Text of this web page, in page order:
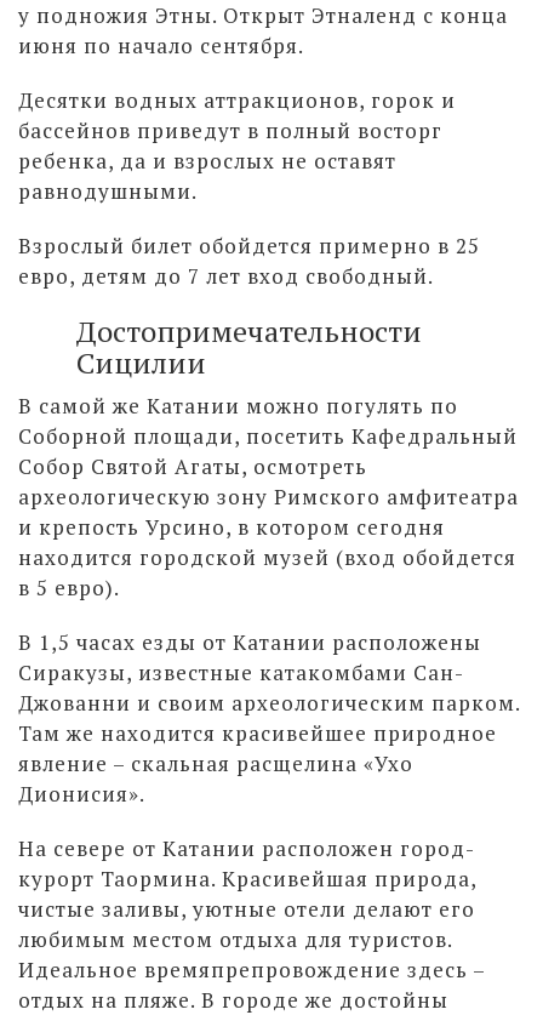
у подножия Этны. Открыт Этналенд с конца
июня по начало сентября.
Десятки водных аттракционов, горок и
бассейнов приведут в полный восторг
ребенка, да и взрослых не оставят
равнодушными.
Взрослый билет обойдется примерно в 25
евро, детям до 7 лет вход свободный.
Достопримечательности
Сицилии
В самой же Катании можно погулять по
Соборной площади, посетить Кафедральный
Собор Святой Агаты, осмотреть
археологическую зону Римского амфитеатра
и крепость Урсино, в котором сегодня
находится городской музей (вход обойдется
в 5 евро).
В 1,5 часах езды от Катании расположены
Сиракузы, известные катакомбами Сан-
Джованни и своим археологическим парком.
Там же находится красивейшее природное
явление – скальная расщелина «Ухо
Дионисия».
На севере от Катании расположен город-
курорт Таормина. Красивейшая природа,
чистые заливы, уютные отели делают его
любимым местом отдыха для туристов.
Идеальное времяпрепровождение здесь –
отдых на пляже. В городе же достойны